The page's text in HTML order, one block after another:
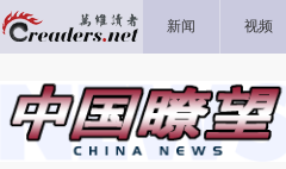
新闻 视频